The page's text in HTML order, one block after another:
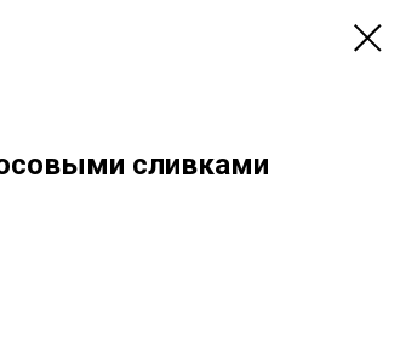
сливками